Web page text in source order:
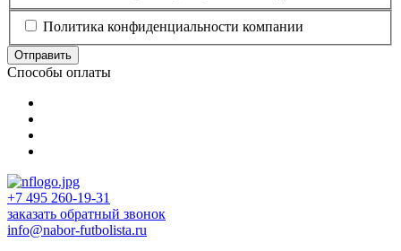
Политика конфиденциальности компании
Отправить
Способы оплаты
+7 495 260-19-31
заказать обратный звонок
info@nabor-futbolista.ru